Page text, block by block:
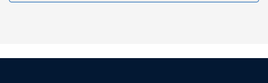
Hotel bietet auch kostenloses WLAN, ein Bankettsaal und